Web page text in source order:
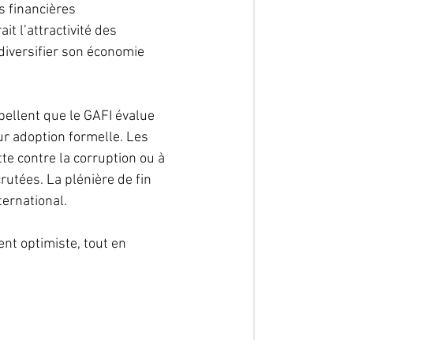
financières
l’attractivité des
son économie
que le GAFI évalue
adoption formelle. Les
contre la corruption ou à
La plénière de fin
optimiste, tout en